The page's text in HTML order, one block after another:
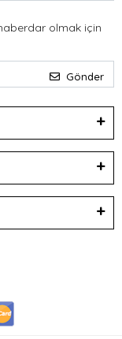
olmak için
Gönder